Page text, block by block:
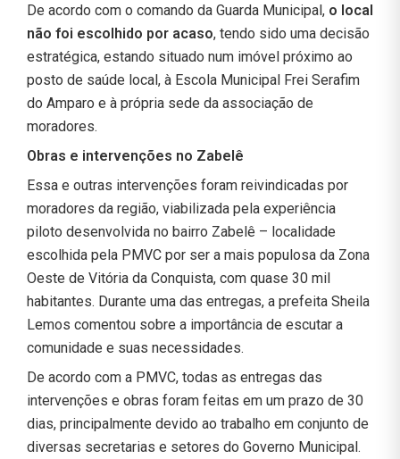
De acordo com o comando da Guarda Municipal, o local
não foi escolhido por acaso, tendo sido uma decisão
estratégica, estando situado num imóvel próximo ao
posto de saúde local, à Escola Municipal Frei Serafim
do Amparo e à própria sede da associação de
moradores.
Obras e intervenções no Zabelê
Essa e outras intervenções foram reivindicadas por
moradores da região, viabilizada pela experiência
piloto desenvolvida no bairro Zabelê – localidade
escolhida pela PMVC por ser a mais populosa da Zona
Oeste de Vitória da Conquista, com quase 30 mil
habitantes. Durante uma das entregas, a prefeita Sheila
Lemos comentou sobre a importância de escutar a
comunidade e suas necessidades.
De acordo com a PMVC, todas as entregas das
intervenções e obras foram feitas em um prazo de 30
dias, principalmente devido ao trabalho em conjunto de
diversas secretarias e setores do Governo Municipal.